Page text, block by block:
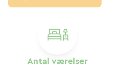
Antal værelser